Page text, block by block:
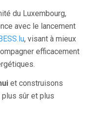
du Luxembourg,
avec le lancement
, visant à mieux
efficacement
et construisons
sûr et plus